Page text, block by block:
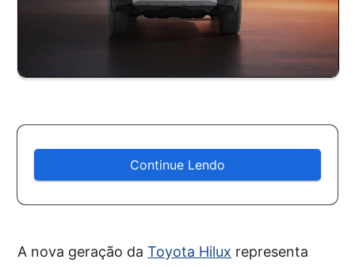
Continue Lendo
A nova geração daToyota Hilux representa